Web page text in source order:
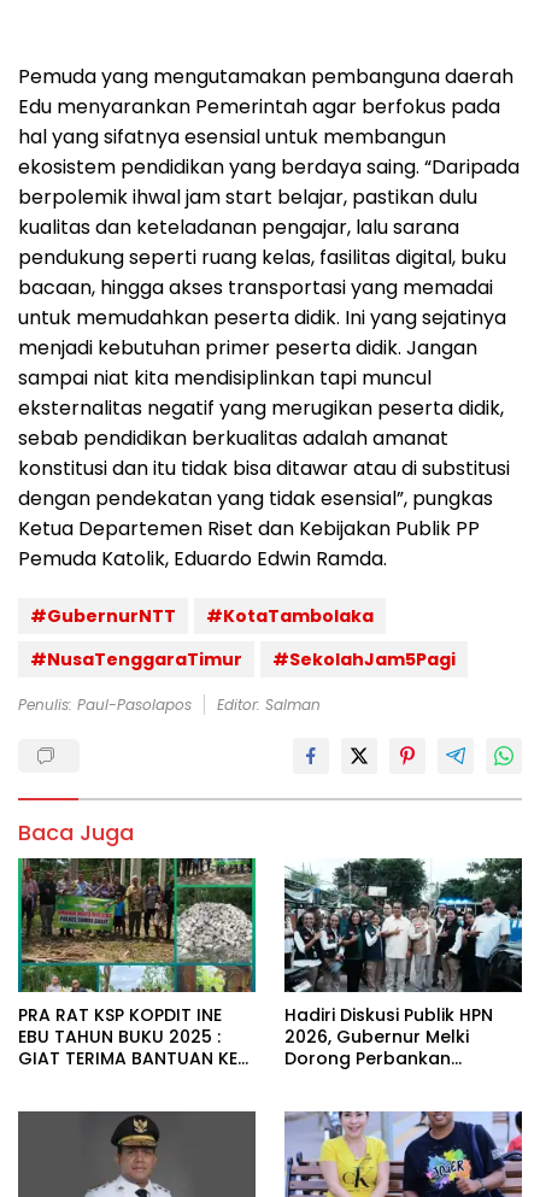
Pemuda yang mengutamakan pembanguna daerah
Edu menyarankan Pemerintah agar berfokus pada
hal yang sifatnya esensial untuk membangun
ekosistem pendidikan yang berdaya saing. “Daripada
berpolemik ihwal jam start belajar, pastikan dulu
kualitas dan keteladanan pengajar, lalu sarana
pendukung seperti ruang kelas, fasilitas digital, buku
bacaan, hingga akses transportasi yang memadai
untuk memudahkan peserta didik. Ini yang sejatinya
menjadi kebutuhan primer peserta didik. Jangan
sampai niat kita mendisiplinkan tapi muncul
eksternalitas negatif yang merugikan peserta didik,
sebab pendidikan berkualitas adalah amanat
konstitusi dan itu tidak bisa ditawar atau di substitusi
dengan pendekatan yang tidak esensial”, pungkas
Ketua Departemen Riset dan Kebijakan Publik PP
Pemuda Katolik, Eduardo Edwin Ramda.
#GubernurNTT
#KotaTambolaka
#NusaTenggaraTimur
#SekolahJam5Pagi
Penulis: Paul-Pasolapos Editor: Salman
Baca Juga
PRA RAT KSP KOPDIT INE
EBU TAHUN BUKU 2025 :
GIAT TERIMA BANTUAN KE
Hadiri Diskusi Publik HPN
2026, Gubernur Melki
Dorong Perbankan